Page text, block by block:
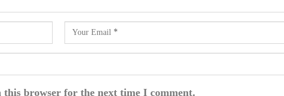
this browser for the next time I comment.